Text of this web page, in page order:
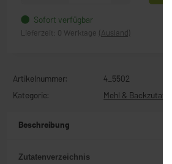
Sofort verfügbar
Lieferzeit: 0 Werktage (Ausland)
Artikelnummer:
4_5502
Kategorie:
Mehl & Backzutaten
Beschreibung
Zutatenverzeichnis